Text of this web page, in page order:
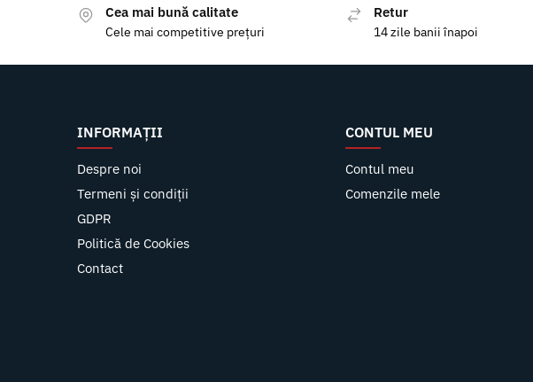
Cea mai bună calitate
Cele mai competitive prețuri
Retur
14 zile banii înapoi
INFORMAȚII
Despre noi
Termeni și condiții
GDPR
Politică de Cookies
Contact
CONTUL MEU
Contul meu
Comenzile mele